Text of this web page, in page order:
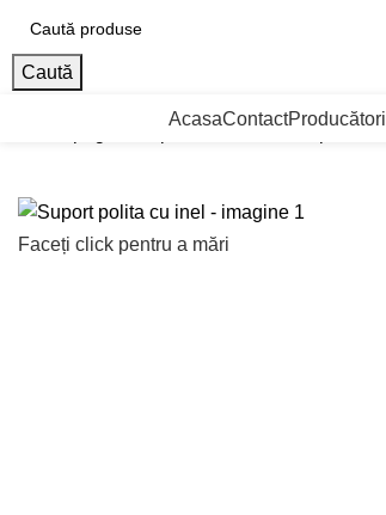
Caută
AcasaContactProducători
Faceți click pentru a mări